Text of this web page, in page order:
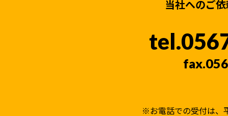
当社へのご
※お電話での受付は、